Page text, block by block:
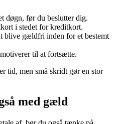
døgn, før du beslutter dig.
i stedet for kreditkort.
blive gældfri inden for et bestemt
til at fortsætte.
tid, men små skridt gør en stor
med gæld